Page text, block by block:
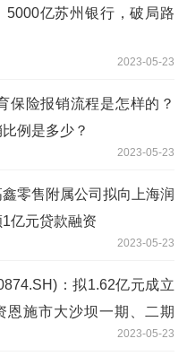
5000亿苏州银行，破局路
2023-05-23
保险报销流程是怎样的？
例是多少？
2023-05-23
零售附属公司拟向上海润
亿元贷款融资
2023-05-23
：拟1.62亿元成立
恩施市大沙坝一期、二期
处理厂及配套管网工程特许
2023-05-23